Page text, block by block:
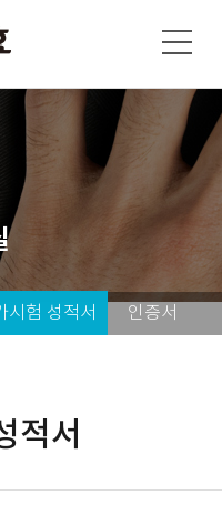
시험 성적서 인증서
적서